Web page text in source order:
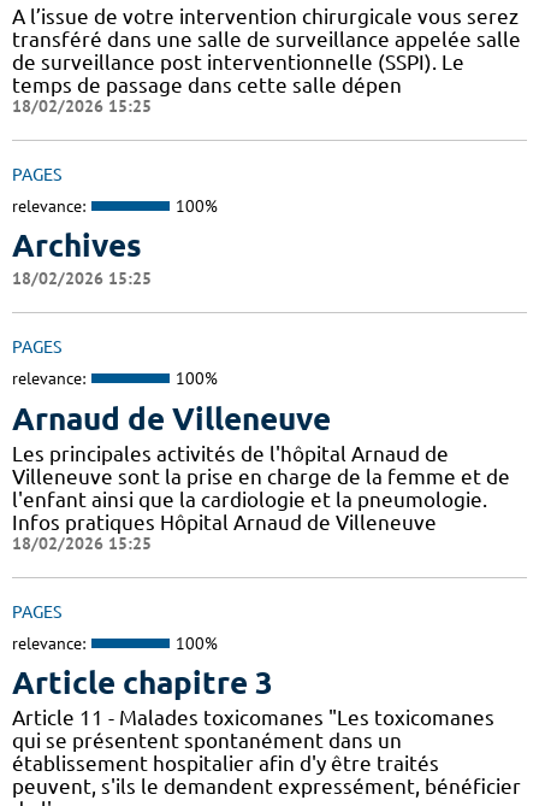
A l’issue de votre intervention chirurgicale vous serez
transféré dans une salle de surveillance appelée salle
de surveillance post interventionnelle (SSPI). Le
temps de passage dans cette salle dépen
18/02/2026 15:25
PAGES
relevance: 100%
Archives
18/02/2026 15:25
PAGES
relevance: 100%
Arnaud de Villeneuve
Les principales activités de l'hôpital Arnaud de
Villeneuve sont la prise en charge de la femme et de
l'enfant ainsi que la cardiologie et la pneumologie.
Infos pratiques Hôpital Arnaud de Villeneuve
18/02/2026 15:25
PAGES
relevance: 100%
Article chapitre 3
Article 11 - Malades toxicomanes "Les toxicomanes
qui se présentent spontanément dans un
établissement hospitalier afin d'y être traités
peuvent, s'ils le demandent expressément, bénéficier